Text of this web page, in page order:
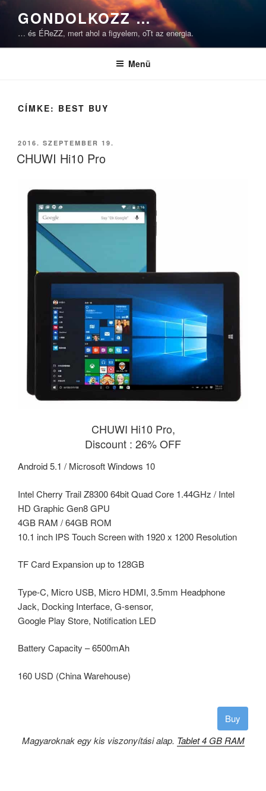
Tartalomhoz
GONDOLKOZZ …
… és ÉReZZ, mert ahol a figyelem, oTt az energia.
Menü
CÍMKE: BEST BUY
BEKÜLDVE:
2016. SZEPTEMBER 19.
CHUWI Hi10 Pro
CHUWI Hi10 Pro,
Discount : 26% OFF
Android 5.1 / Microsoft Windows 10
Intel Cherry Trail Z8300 64bit Quad Core 1.44GHz / Intel
HD Graphic Gen8 GPU
4GB RAM / 64GB ROM
10.1 inch IPS Touch Screen with 1920 x 1200 Resolution
TF Card Expansion up to 128GB
Type-C, Micro USB, Micro HDMI, 3.5mm Headphone
Jack, Docking Interface, G-sensor,
Google Play Store, Notification LED
Battery Capacity – 6500mAh
160 USD (China Warehouse)
Buy
Magyaroknak egy kis viszonyítási alap. Tablet 4 GB RAM